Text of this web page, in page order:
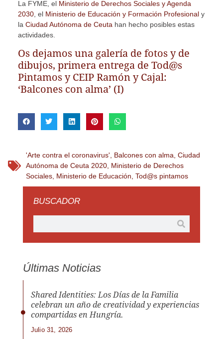
La FYME, el Ministerio de Derechos Sociales y Agenda
2030, el Ministerio de Educación y Formación Profesionaly
la Ciudad Autónoma de Ceuta han hecho posibles estas
actividades.
Os dejamos una galería de fotos y de
dibujos, primera entrega de Tod@s
Pintamos y CEIP Ramón y Cajal:
‘Balcones con alma’ (I)
'Arte contra el coronavirus' Balcones con alma Ciudad
Autónoma de Ceuta 2020, Ministerio de Derechos
Sociales, Ministerio de Educación Tod@s pintamos
BUSCADOR
Últimas Noticias
Shared Identities: Los Días de la Familia
celebran un año de creatividad y experiencias
compartidas en Hungría.
Julio 31, 2026